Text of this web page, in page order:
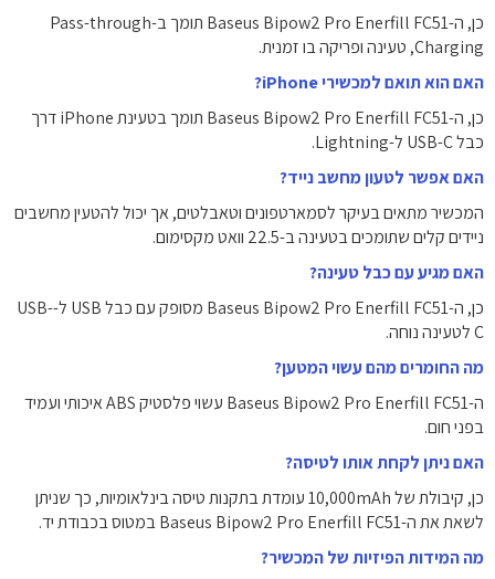
כן, ה-Baseus Bipow2 Pro Enerfill FC51 תומך ב-Pass-through
Charging, טעינה ופריקה בו זמנית.
האם הוא תואם למכשירי iPhone?
כן, ה-Baseus Bipow2 Pro Enerfill FC51 תומך בטעינת iPhone דרך
כבל USB-C ל-Lightning.
האם אפשר לטעון מחשב נייד?
המכשיר מתאים בעיקר לסמארטפונים וטאבלטים, אך יכול להטעין מחשבים
ניידים קלים שתומכים בטעינה ב-22.5 וואט מקסימום.
האם מגיע עם כבל טעינה?
כן, ה-Baseus Bipow2 Pro Enerfill FC51 מסופק עם כבל USB ל-USB-
C לטעינה נוחה.
מה החומרים מהם עשוי המטען?
ה-Baseus Bipow2 Pro Enerfill FC51 עשוי פלסטיק ABS איכותי ועמיד
בפני חום.
האם ניתן לקחת אותו לטיסה?
כן, קיבולת של 10,000mAh עומדת בתקנות טיסה בינלאומיות, כך שניתן
לשאת את ה-Baseus Bipow2 Pro Enerfill FC51 במטוס בכבודת יד.
מה המידות הפיזיות של המכשיר?